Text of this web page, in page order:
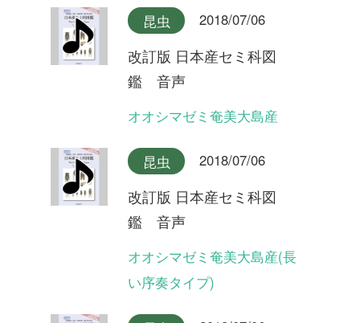
昆虫 2018/07/06
改訂版 日本産セミ科図
鑑 音声
改訂版 日本産セミ科図
鑑 音声
ヒグラシ奄美大島産
昆虫 2018/07/06
改訂版 日本産セミ科図